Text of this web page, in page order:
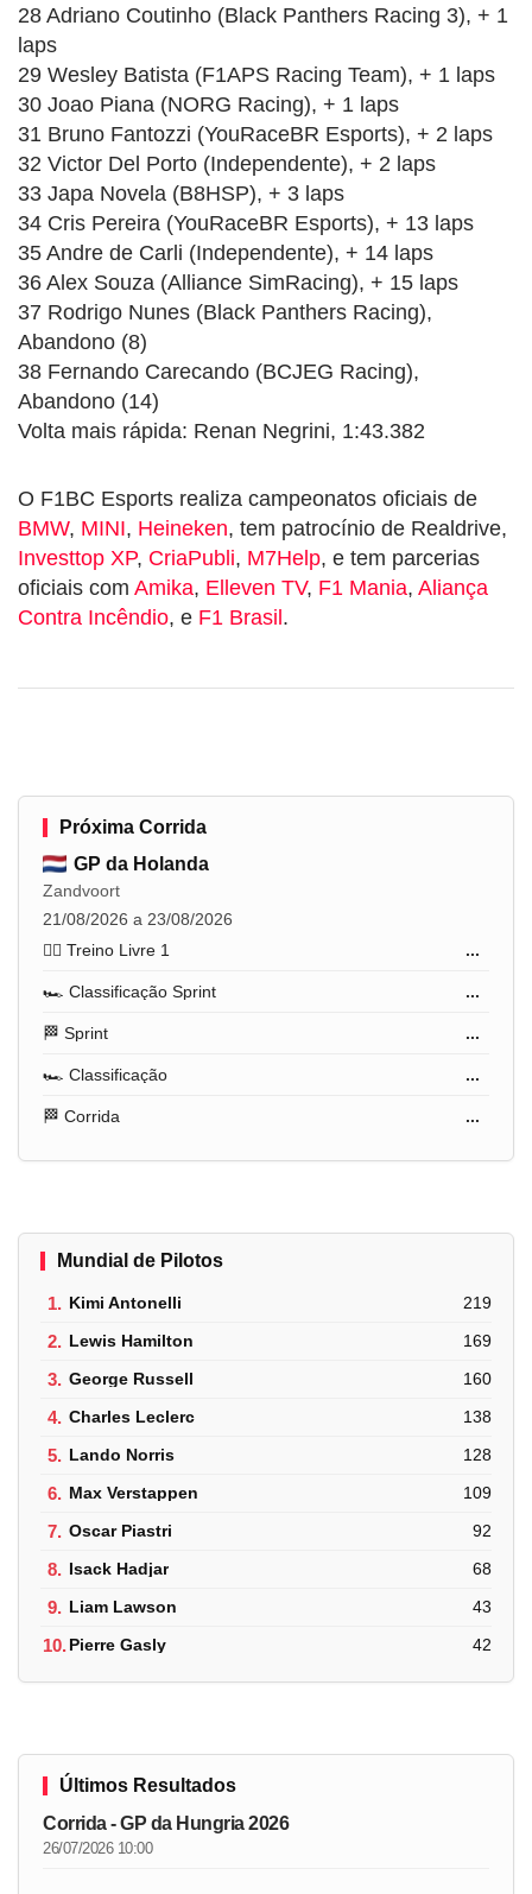
28 Adriano Coutinho (Black Panthers Racing 3), + 1
laps
29 Wesley Batista (F1APS Racing Team), + 1 laps
30 Joao Piana (NORG Racing), + 1 laps
31 Bruno Fantozzi (YouRaceBR Esports), + 2 laps
32 Victor Del Porto (Independente), + 2 laps
33 Japa Novela (B8HSP), + 3 laps
34 Cris Pereira (YouRaceBR Esports), + 13 laps
35 Andre de Carli (Independente), + 14 laps
36 Alex Souza (Alliance SimRacing), + 15 laps
37 Rodrigo Nunes (Black Panthers Racing),
Abandono (8)
38 Fernando Carecando (BCJEG Racing),
Abandono (14)
Volta mais rápida: Renan Negrini, 1:43.382
O F1BC Esports realiza campeonatos oficiais de
BMW, MINI, Heineken, tem patrocínio de Realdrive,
Investtop XP, CriaPubli, M7Help, e tem parcerias
oficiais com Amika, Elleven TV, F1 Mania, Aliança
Contra Incêndio, e F1 Brasil.
Próxima Corrida
GP da Holanda
Zandvoort
21/08/2026 a 23/08/2026
🏋️‍♂️ Treino Livre 1
...
🏎️ Classificação Sprint ...
🏁 Sprint ...
🏎️ Classificação ...
🏁 Corrida ...
Mundial de Pilotos
1. Kimi Antonelli 219
2. Lewis Hamilton 169
3. George Russell 160
4. Charles Leclerc 138
5. Lando Norris 128
6. Max Verstappen 109
7. Oscar Piastri 92
8. Isack Hadjar 68
9. Liam Lawson 43
10.Pierre Gasly 42
Últimos Resultados
Corrida - GP da Hungria 2026
26/07/2026 10:00